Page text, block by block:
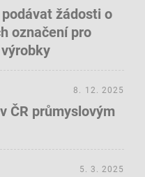
žádosti o
označení pro
ČR průmyslovým
8. 12. 2025
5. 3. 2025